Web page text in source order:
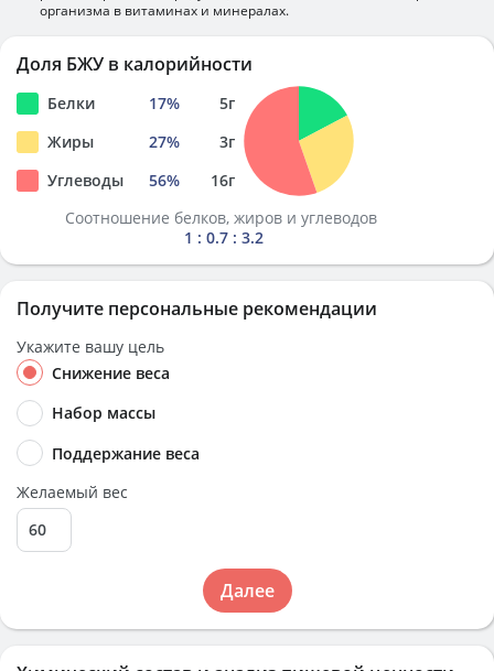
организма в витаминах и минералах.
Доля БЖУ в калорийности
Белки 17% 5г
Жиры
27% 3г
Углеводы
56% 16г
Соотношение белков, жиров и углеводов
1 : 0.7 : 3.2
Получите персональные рекомендации
Укажите вашу цель
Снижение веса
Набор массы
Поддержание веса
Желаемый вес
Далее